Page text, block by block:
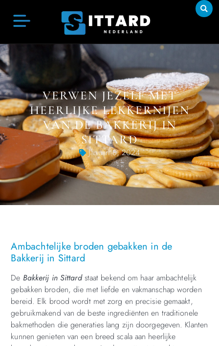
VERWEN JEZELF MET
HEERLIJKE LEKKERNIJEN
VAN DE BAKKERIJ IN
SITTARD
Januari 8, 2024
Ambachtelijke broden gebakken in de
Bakkerij in Sittard
De Bakkerij in Sittardstaat bekend om haar ambachtelijk
gebakken broden, die met liefde en vakmanschap worden
bereid. Elk brood wordt met zorg en precisie gemaakt,
gebruikmakend van de beste ingrediënten en traditionele
bakmethoden die generaties lang zijn doorgegeven. Klanten
kunnen genieten van een breed scala aan heerlijke